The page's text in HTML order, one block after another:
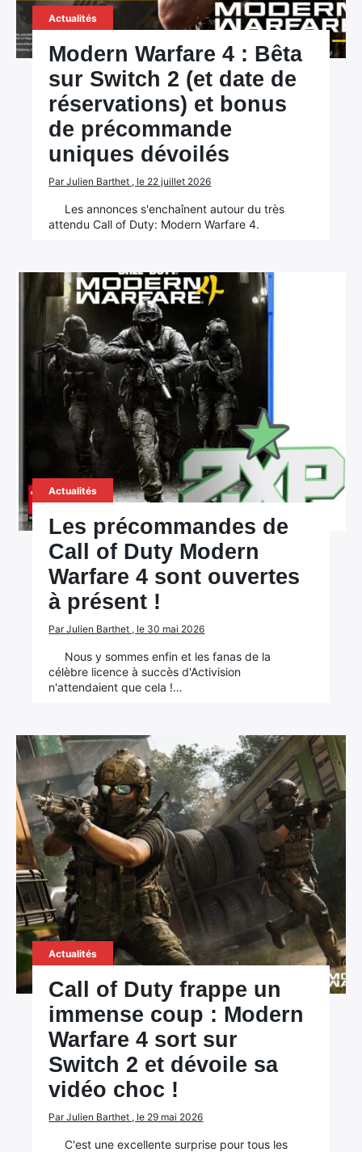
Actualités
Modern Warfare 4 : Bêta
sur Switch 2 (et date de
réservations) et bonus
de précommande
uniques dévoilés
Par Julien Barthet , le 22 juillet 2026
Les annonces s'enchaînent autour du très
attendu Call of Duty: Modern Warfare 4.
Actualités
Les précommandes de
Call of Duty Modern
Warfare 4 sont ouvertes
à présent !
Par Julien Barthet , le 30 mai 2026
Nous y sommes enfin et les fanas de la
célèbre licence à succès d'Activision
n'attendaient que cela !…
Actualités
Call of Duty frappe un
immense coup : Modern
Warfare 4 sort sur
Switch 2 et dévoile sa
vidéo choc !
Par Julien Barthet , le 29 mai 2026
C'est une excellente surprise pour tous les